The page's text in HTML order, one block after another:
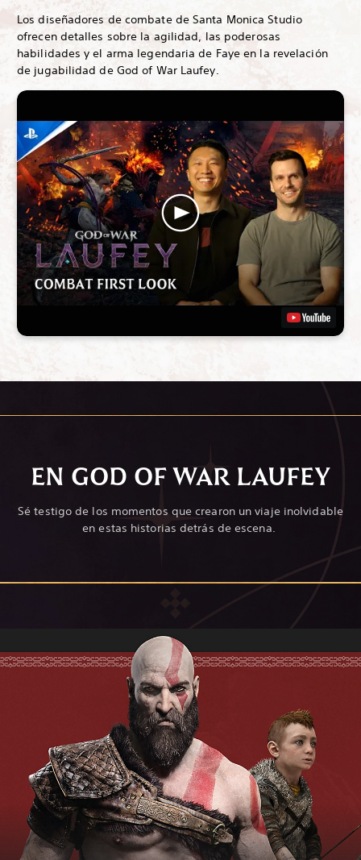
Los diseñadores de combate de Santa Monica Studio
ofrecen detalles sobre la agilidad, las poderosas
habilidades y el arma legendaria de Faye en la revelación
de jugabilidad de God of War Laufey.
EN GOD OF WAR LAUFEY
Sé testigo de los momentos que crearon un viaje inolvidable
en estas historias detrás de escena.